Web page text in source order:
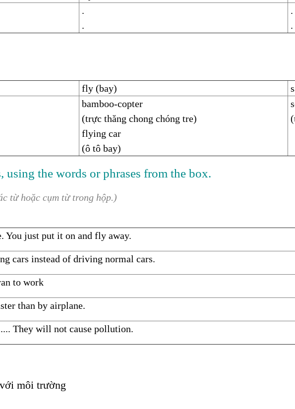
.
.
.
.
fly (bay)
bamboo-copter
(trực thăng chong chóng tre)
flying car
(ô tô bay)
using the words or phrases from the box.
từ hoặc cụm từ trong hộp.)
You just put it on and fly away.
cars instead of driving normal cars.
to work
than by airplane.
They will not cause pollution.
môi trường